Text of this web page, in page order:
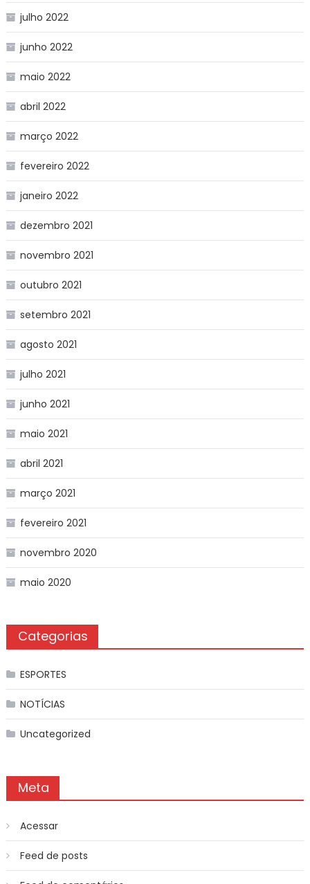
julho 2022
junho 2022
maio 2022
abril 2022
março 2022
fevereiro 2022
janeiro 2022
dezembro 2021
novembro 2021
outubro 2021
setembro 2021
agosto 2021
julho 2021
junho 2021
maio 2021
abril 2021
março 2021
fevereiro 2021
novembro 2020
maio 2020
Categorias
ESPORTES
NOTÍCIAS
Uncategorized
Meta
Acessar
Feed de posts